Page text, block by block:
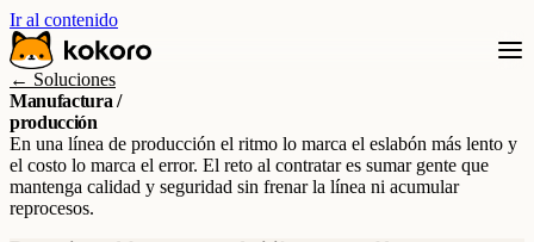
Ir al contenido
← Soluciones
Manufactura /
producción
En una línea de producción el ritmo lo marca el eslabón más lento y
el costo lo marca el error. El reto al contratar es sumar gente que
mantenga calidad y seguridad sin frenar la línea ni acumular
reprocesos.